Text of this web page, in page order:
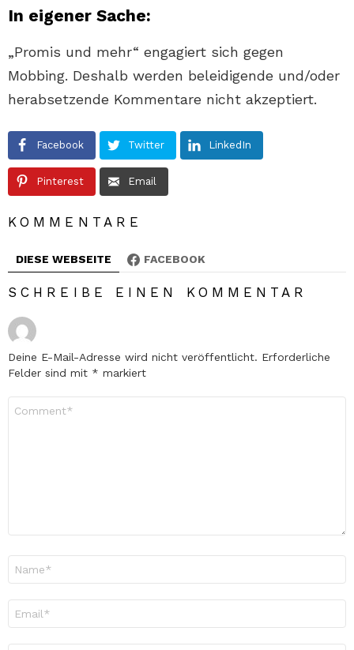
In eigener Sache:
„Promis und mehr“ engagiert sich gegen
Mobbing. Deshalb werden beleidigende und/oder
herabsetzende Kommentare nicht akzeptiert.
Facebook Twitter LinkedIn
Pinterest Email
KOMMENTARE
DIESE WEBSEITE FACEBOOK
SCHREIBE EINEN KOMMENTAR
Deine E-Mail-Adresse wird nicht veröffentlicht. Erforderliche
Felder sind mit * markiert
Mail-
Adresse
*